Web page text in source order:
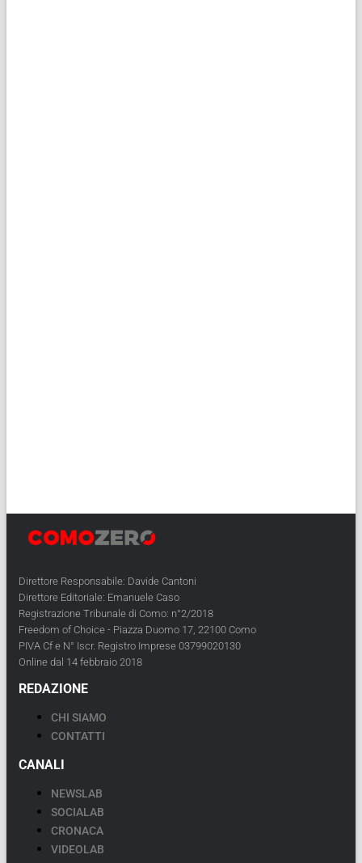
Direttore Responsabile: Davide Cantoni
Direttore Editoriale: Emanuele Caso
Registrazione Tribunale di Como: n°2/2018
Freedom of Choice - Piazza Duomo 17, 22100 Como
PIVA Cf e N° Iscr. Registro Imprese 03799020130
Online dal 14 febbraio 2018
REDAZIONE
CHI SIAMO
CONTATTI
CANALI
NEWSLAB
SOCIALAB
CRONACA
VIDEOLAB